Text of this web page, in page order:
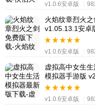
v1.0.6安卓版
火焰纹章烈火
v1.05.13.1安卓
v1.0.6安卓版
虚拟高中女生
模拟器手游版
v1.0.6安卓版